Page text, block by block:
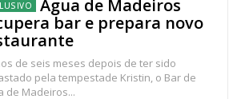
Água de Madeiros
bar e prepara novo
de seis meses depois de ter sido
pela tempestade Kristin, o Bar de
de Madeiros...